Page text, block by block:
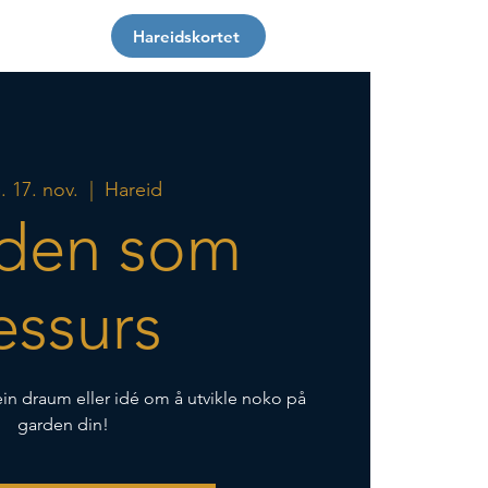
Hareidskortet
17. nov. Hareid
som
draum eller idé om å utvikle noko på
garden din!